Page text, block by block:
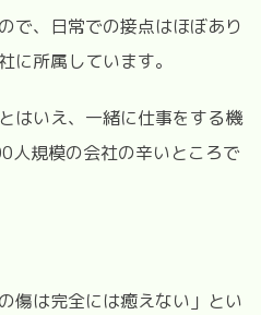
で、日常での接点はほぼあり
に所属しています。
はいえ、一緒に仕事をする機
人規模の会社の辛いところで
傷は完全には癒えない」とい